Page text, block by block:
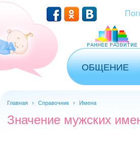
ОБЩЕНИЕ
Главная › Справочник › Имена
Значение мужских